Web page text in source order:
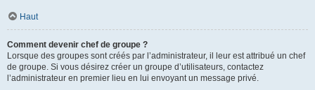
Haut
Comment devenir chef de groupe ?
Lorsque des groupes sont créés par l’administrateur, il leur est attribué un chef
de groupe. Si vous désirez créer un groupe d’utilisateurs, contactez
l’administrateur en premier lieu en lui envoyant un message privé.